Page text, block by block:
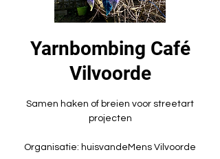
Yarnbombing Café
Vilvoorde
Samen haken of breien voor streetart
projecten
Organisatie: huisvandeMens Vilvoorde